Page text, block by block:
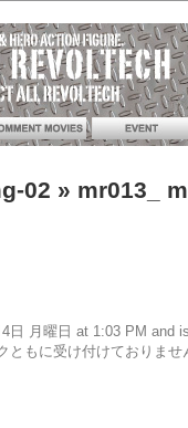
02 » mr013_
4日 月曜日 at 1:03 PM
ともに受け付けておりませ